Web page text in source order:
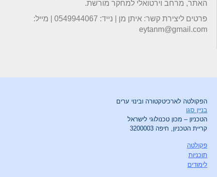
האתר, מרחב וירטואלי למחקר מורשת.
פרטים ליצירת קשר: איתן מן | נייד: 0549944067 | מייל:
eytanm@gmail.com
הפקולטה לארכיטקטורה ובינוי ערים
בניין סגו
הטכניון – מכון טכנולוגי לישראל
קריית הטכניון, חיפה 3200003
פקולטה
תוכניות
לימודים